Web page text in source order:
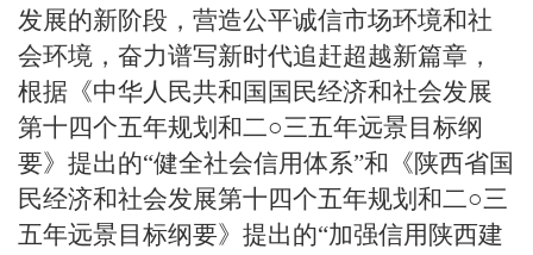
发展的新阶段，营造公平诚信市场环境和社
会环境，奋力谱写新时代追赶超越新篇章，
根据《中华人民共和国国民经济和社会发展
第十四个五年规划和二○三五年远景目标纲
要》提出的“健全社会信用体系”和《陕西省国
民经济和社会发展第十四个五年规划和二○三
五年远景目标纲要》提出的“加强信用陕西建